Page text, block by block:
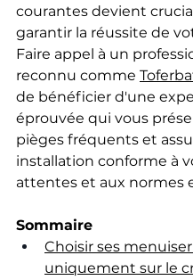
courantes devient
garantir la réussite de
Faire appel à un
reconnu comme
de bénéficier d'une
éprouvée qui vous
pièges fréquents et
installation conforme à
attentes et aux normes
Sommaire
Choisir ses
uniquement sur le